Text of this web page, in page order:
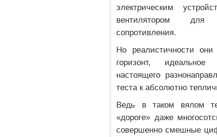
электрическим
вентилятором для
сопротивления.
Но реалистичности
горизонт,
настоящего
теста к абсолютно
Ведь в таком вялом
«дороге» даже
совершенно смешные